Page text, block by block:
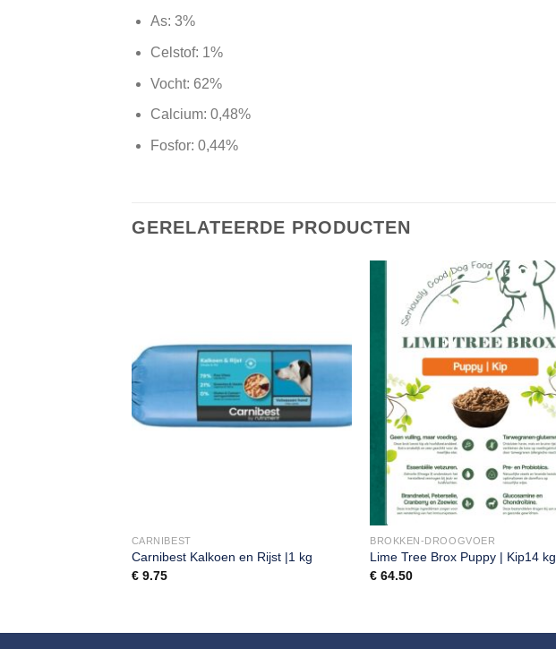
As: 3%
Celstof: 1%
Vocht: 62%
Calcium: 0,48%
Fosfor: 0,44%
GERELATEERDE PRODUCTEN
CARNIBEST
Carnibest Kalkoen en Rijst |1 kg
€9.75
BROKKEN-DROOGVOER
Lime Tree Brox Puppy | Kip14 kg
€ 64.50